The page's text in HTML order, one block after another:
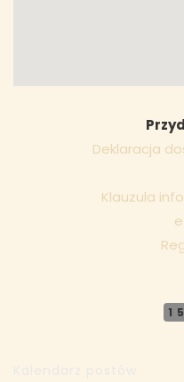
Deklaracja
Klauzula